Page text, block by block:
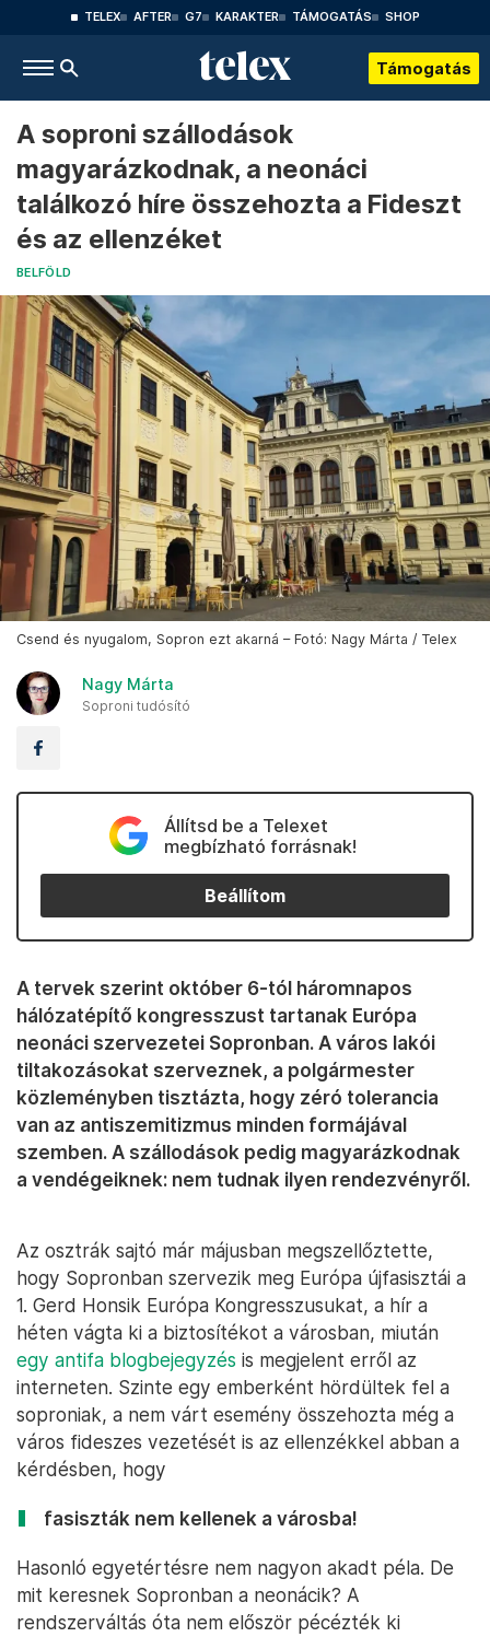
TELEX AFTER G7 KARAKTER TÁMOGATÁS SHOP
Támogatás
A soproni szállodások
magyarázkodnak, a neonáci
találkozó híre összehozta a Fideszt
és az ellenzéket
BELFÖLD
Csend és nyugalom, Sopron ezt akarná – Fotó: Nagy Márta / Telex
Nagy Márta
Soproni tudósító
Állítsd be a Telexet
megbízható forrásnak!
Beállítom
A tervek szerint október 6-tól háromnapos
hálózatépítő kongresszust tartanak Európa
neonáci szervezetei Sopronban. A város lakói
tiltakozásokat szerveznek, a polgármester
közleményben tisztázta, hogy zéró tolerancia
van az antiszemitizmus minden formájával
szemben. A szállodások pedig magyarázkodnak
a vendégeiknek: nem tudnak ilyen rendezvényről.
Az osztrák sajtó már májusban megszellőztette,
hogy Sopronban szervezik meg Európa újfasisztái a
1. Gerd Honsik Európa Kongresszusukat, a hír a
héten vágta ki a biztosítékot a városban, miután
egy antifa blogbejegyzés is megjelent erről az
interneten. Szinte egy emberként hördültek fel a
soproniak, a nem várt esemény összehozta még a
város fideszes vezetését is az ellenzékkel abban a
kérdésben, hogy
fasiszták nem kellenek a városba!
Hasonló egyetértésre nem nagyon akadt péla. De
mit keresnek Sopronban a neonácik? A
rendszerváltás óta nem először pécézték ki